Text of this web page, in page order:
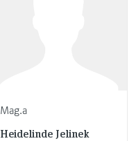
Mag.a
Heidelinde Jelinek